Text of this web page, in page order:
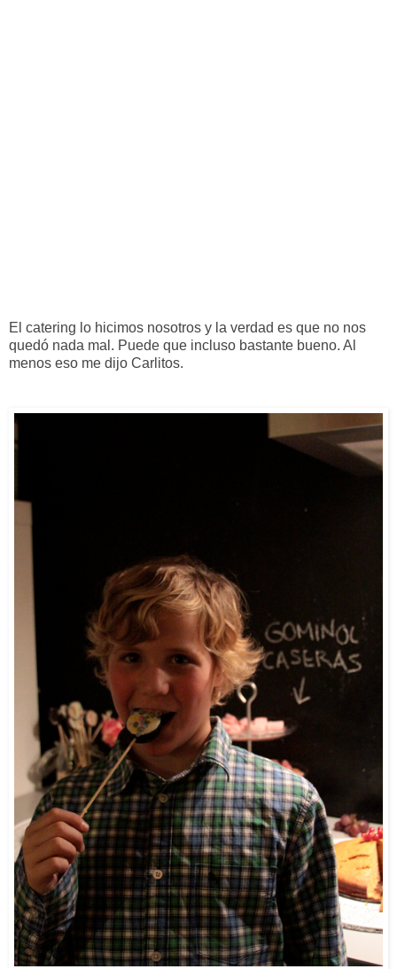
El catering lo hicimos nosotros y la verdad es que no nos
quedó nada mal. Puede que incluso bastante bueno. Al
menos eso me dijo Carlitos.